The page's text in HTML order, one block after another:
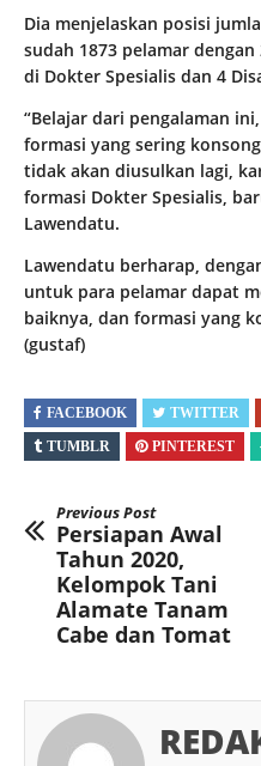
Dia menjelaskan posisi
sudah 1873 pelamar
di Dokter Spesialis dan 4
“Belajar dari pengalaman
formasi yang sering
tidak akan diusulkan lagi,
formasi Dokter Spesialis,
Lawendatu.
Lawendatu berharap,
untuk para pelamar dapat
baiknya, dan formasi yang
(gustaf)
FACEBOOK TWITTER
TUMBLR
PINTEREST
Previous Post
Persiapan Awal
Tahun 2020,
Kelompok Tani
Alamate Tanam
Cabe dan Tomat